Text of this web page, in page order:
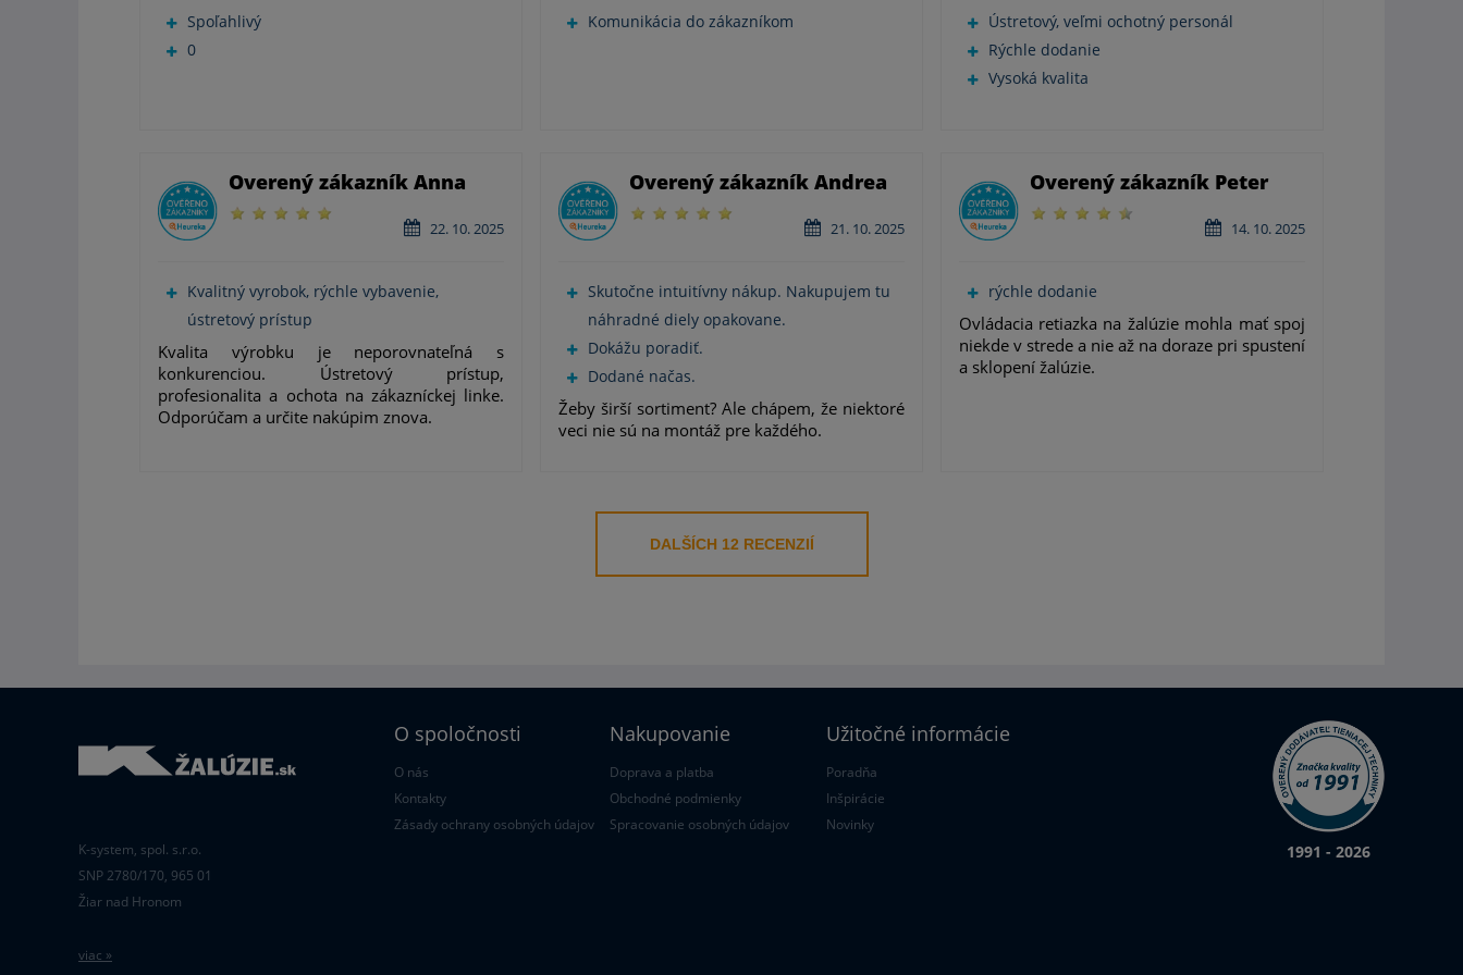
Spoľahlivý
0
Komunikácia do zákazníkom
Ústretový, veľmi ochotný personál
Rýchle dodanie
Vysoká kvalita
Overený zákazník Anna
22. 10. 2025
Kvalitný vyrobok, rýchle vybavenie,
ústretový prístup
Kvalita výrobku je neporovnateľná s
konkurenciou. Ústretový prístup,
profesionalita a ochota na zákazníckej linke.
Odporúčam a určite nakúpim znova.
Overený zákazník Andrea
21. 10. 2025
Skutočne intuitívny nákup. Nakupujem tu
náhradné diely opakovane.
Dokážu poradiť.
Dodané načas.
Žeby širší sortiment? Ale chápem, že niektoré
veci nie sú na montáž pre každého.
Overený zákazník Peter
14. 10. 2025
rýchle dodanie
Ovládacia retiazka na žalúzie mohla mať spoj
niekde v strede a nie až na doraze pri spustení
a sklopení žalúzie.
DALŠÍCH 12 RECENZIÍ
K-system, spol. s.r.o.
SNP 2780/170, 965 01
Žiar nad Hronom
viac »
O spoločnosti
O nás
Kontakty
Zásady ochrany osobných údajov
Nakupovanie
Doprava a platba
Obchodné podmienky
Spracovanie osobných údajov
Užitočné informácie
Poradňa
Inšpirácie
Novinky
1991 - 2026